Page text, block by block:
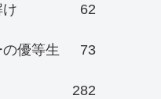
62
優等生 73
282